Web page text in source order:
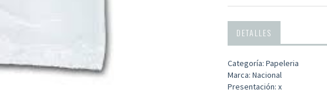
DETALLES
Categoría: Papeleria
Marca: Nacional
Presentación: x